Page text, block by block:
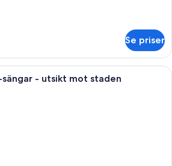
Se priser
Ett hotellrum med två sängar, ett
- utsikt mot staden